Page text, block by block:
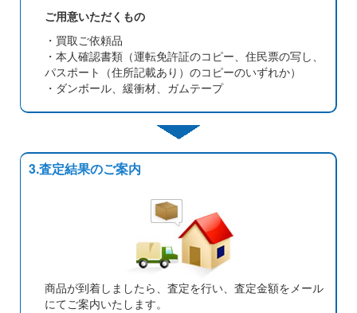
ご用意いただくもの
・買取ご依頼品
・本人確認書類（運転免許証のコピー、住民票の写し、
パスポート（住所記載あり）のコピーのいずれか）
・ダンボール、緩衝材、ガムテープ
3.査定結果のご案内
商品が到着しましたら、査定を行い、査定金額をメール
にてご案内いたします。